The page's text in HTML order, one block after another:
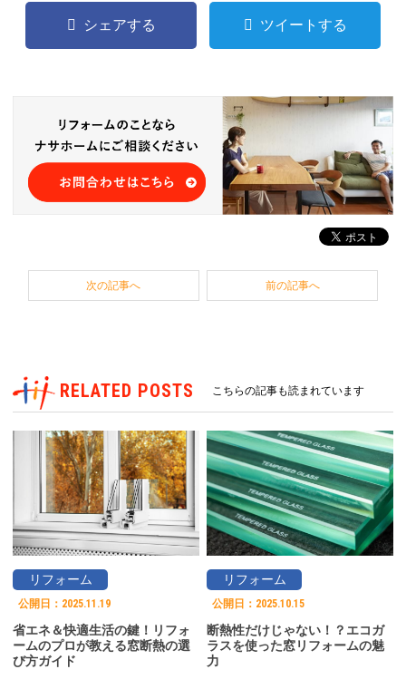
シェアする ツイートする
次の記事へ 前の記事へ
RELATED POSTS こちらの記事も読まれています
リフォーム
公開日： 2025.11.19
省エネ＆快適生活の鍵！リフォ
ームのプロが教える窓断熱の選
び方ガイド
リフォーム
公開日： 2025.10.15
断熱性だけじゃない！？エコガ
ラスを使った窓リフォームの魅
力